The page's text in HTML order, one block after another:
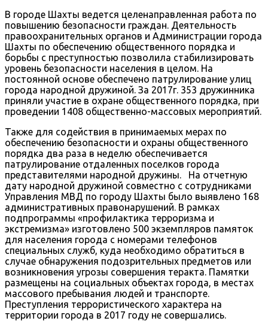
В городе Шахты ведется целенаправленная работа по
повышению безопасности граждан. Деятельность
правоохранительных органов и Администрации города
Шахты по обеспечению общественного порядка и
борьбы с преступностью позволила стабилизировать
уровень безопасности населения в целом. На
постоянной основе обеспечено патрулирование улиц
города народной дружиной. За 2017г. 353 дружинника
приняли участие в охране общественного порядка, при
проведении 1408 общественно-массовых мероприятий.
Также для содействия в принимаемых мерах по
обеспечению безопасности и охраны общественного
порядка два раза в неделю обеспечивается
патрулирование отдаленных поселков города
представителями народной дружины. На отчетную
дату народной дружиной совместно с сотрудниками
Управления МВД по городу Шахты было выявлено 168
административных правонарушений. В рамках
подпрограммы «профилактика терроризма и
экстремизма» изготовлено 500 экземпляров памяток
для населения города с номерами телефонов
специальных служб, куда необходимо обратиться в
случае обнаружения подозрительных предметов или
возникновения угрозы совершения теракта. Памятки
размещены на социальных объектах города, в местах
массового пребывания людей и транспорте.
Преступления террористического характера на
территории города в 2017 году не совершались.